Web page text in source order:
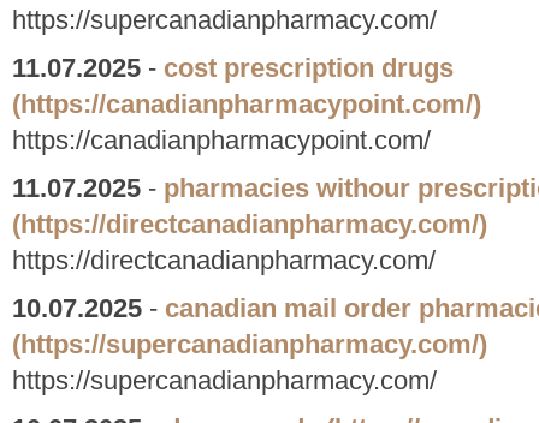
https://supercanadianpharmacy.com/
11.07.2025 - cost prescription drugs
(https://canadianpharmacypoint.com/)
https://canadianpharmacypoint.com/
11.07.2025 - pharmacies withour
(https://directcanadianpharmacy.com/)
https://directcanadianpharmacy.com/
10.07.2025 - canadian mail order
(https://supercanadianpharmacy.com/)
https://supercanadianpharmacy.com/